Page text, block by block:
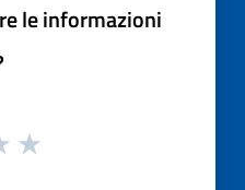
le informazioni